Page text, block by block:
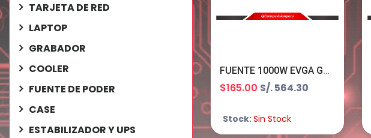
FUENTE 1000W EVGA GQ 80+GOLD S-MODULAR
$165.00 S/. 564.30
Stock:Sin Stock
TARJETA DE RED
LAPTOP
GRABADOR
COOLER
FUENTE DE PODER
CASE
ESTABILIZADOR Y UPS